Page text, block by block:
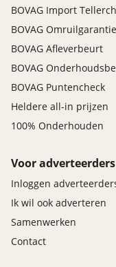
BOVAG Import
BOVAG Omruilgarantie
BOVAG Afleverbeurt
BOVAG
BOVAG Puntencheck
Heldere all-in prijzen
100% Onderhouden
Voor adverteerders
Inloggen
Ik wil ook adverteren
Samenwerken
Contact